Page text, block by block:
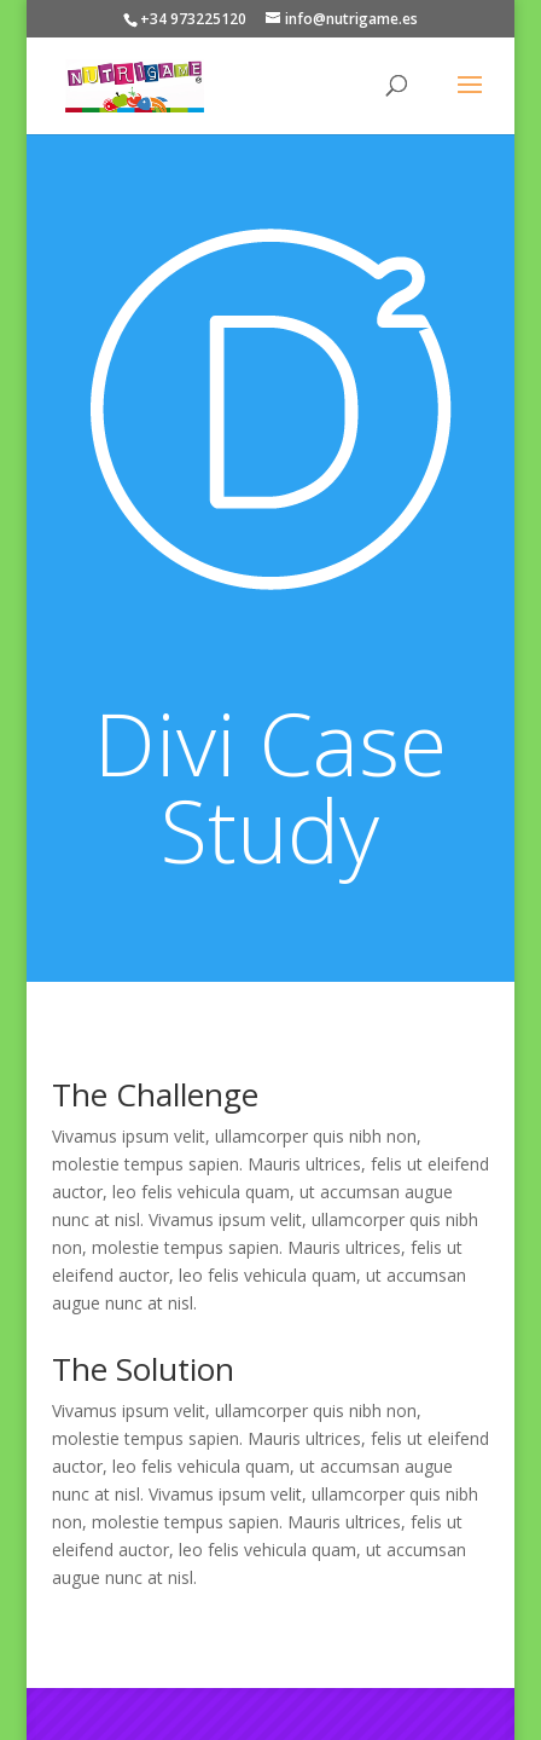
+34 973225120 info@nutrigame.es
Divi Case
Study
The Challenge
Vivamus ipsum velit, ullamcorper quis nibh non,
molestie tempus sapien. Mauris ultrices, felis ut eleifend
auctor, leo felis vehicula quam, ut accumsan augue
nunc at nisl. Vivamus ipsum velit, ullamcorper quis nibh
non, molestie tempus sapien. Mauris ultrices, felis ut
eleifend auctor, leo felis vehicula quam, ut accumsan
augue nunc at nisl.
The Solution
Vivamus ipsum velit, ullamcorper quis nibh non,
molestie tempus sapien. Mauris ultrices, felis ut eleifend
auctor, leo felis vehicula quam, ut accumsan augue
nunc at nisl. Vivamus ipsum velit, ullamcorper quis nibh
non, molestie tempus sapien. Mauris ultrices, felis ut
eleifend auctor, leo felis vehicula quam, ut accumsan
augue nunc at nisl.